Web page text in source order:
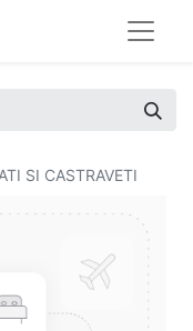
SI CASTRAVETI